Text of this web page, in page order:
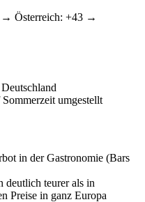
Österreich: +43 →
umgestellt
in der Gastronomie (Bars
deutlich teurer als in
Preise in ganz Europa